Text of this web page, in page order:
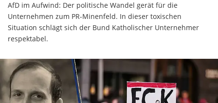
AfD im Aufwind: Der politische Wandel gerät für die
Unternehmen zum PR-Minenfeld. In dieser toxischen
Situation schlägt sich der Bund Katholischer Unternehmer
respektabel.